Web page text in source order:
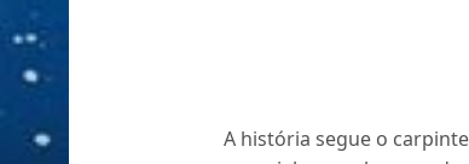
A história segue o